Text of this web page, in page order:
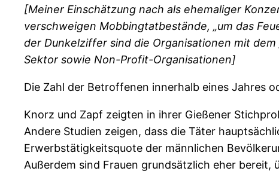
[Meiner Einschätzung nach als ehemaliger
verschweigen Mobbingtatbestände, „um das
der Dunkelziffer sind die Organisationen mit
Sektor sowie Non-Profit-Organisationen]
Die Zahl der Betroffenen innerhalb eines Jahres
Knorz und Zapf zeigten in ihrer Gießener
Andere Studien zeigen, dass die Täter
Erwerbstätigkeitsquote der männlichen
Außerdem sind Frauen grundsätzlich eher bereit,